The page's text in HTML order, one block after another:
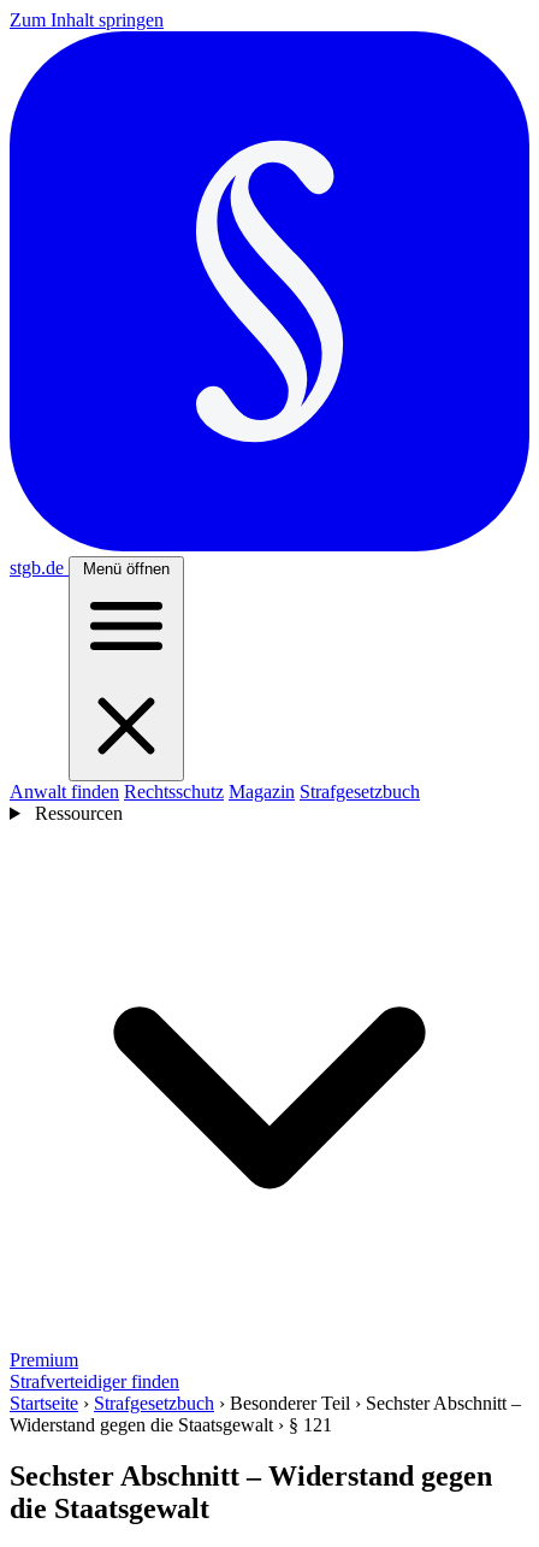
Zum Inhalt springen
stgb.de Menü öffnen
Anwalt finden Rechtsschutz Magazin Strafgesetzbuch
Ressourcen
Premium
Strafverteidiger finden
Startseite › Strafgesetzbuch › Besonderer Teil › Sechster Abschnitt –
Widerstand gegen die Staatsgewalt › § 121
Sechster Abschnitt – Widerstand gegen
die Staatsgewalt